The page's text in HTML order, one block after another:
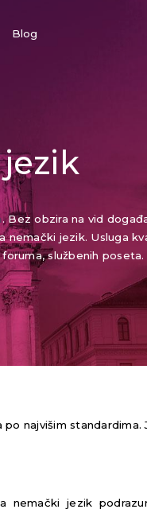
Blog
. Bez obzira na vid
nemački jezik. Usluga
službenih poseta.
po najvišim standardima.
nemački jezik